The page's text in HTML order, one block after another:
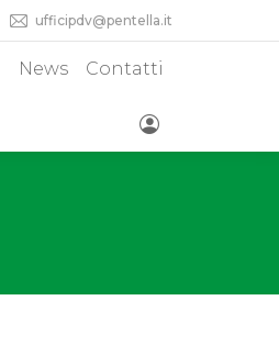
ufficipdv@pentella.it
News Contatti